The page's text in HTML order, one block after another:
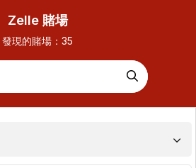
Zelle 賭場
發現的賭場： 35